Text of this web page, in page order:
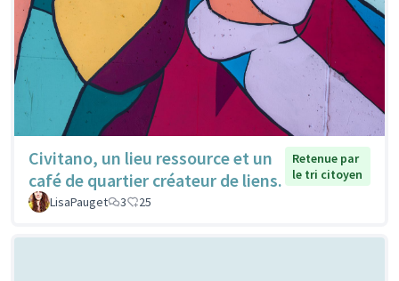
Civitano, un lieu ressource et un
café de quartier créateur de liens.
Retenue par
le tri citoyen
LisaPauget
3 25